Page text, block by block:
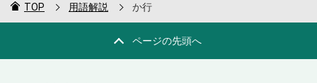
TOP 用語解説 か行
ページの先頭へ